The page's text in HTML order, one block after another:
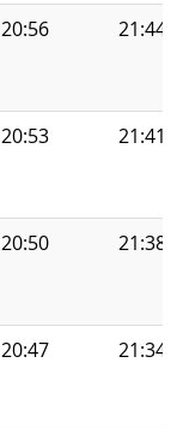
20:56 21:44
20:53 21:41
20:50 21:38
20:47 21:34